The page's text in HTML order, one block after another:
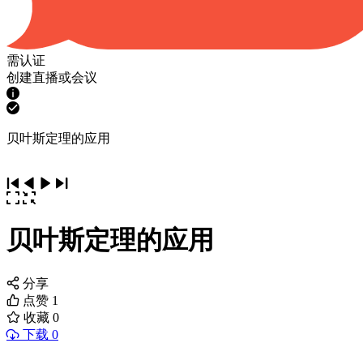
需认证
创建直播或会议
贝叶斯定理的应用
贝叶斯定理的应用
分享
点赞 1
收藏 0
下载 0